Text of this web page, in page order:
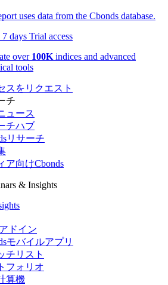
uses data from the Cbonds database.
7 days Trial access
over 100K indices and advanced
tools
スをリクエスト
チ
ュース
チハブ
リサーチ
ア向けCbonds
& Insights
ドイン
モバイルアプリ
チリスト
フォリオ
算機